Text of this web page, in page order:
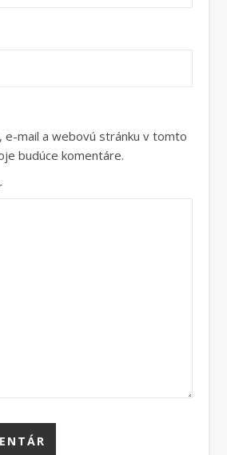
e-mail a webovú stránku v tomto
budúce komentáre.